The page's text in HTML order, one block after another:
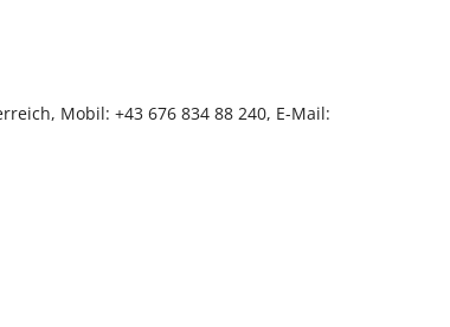
Mobil: +43 676 834 88 240, E-Mail: